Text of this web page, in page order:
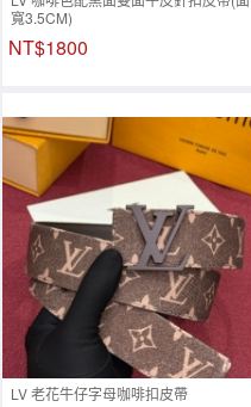
寬3.5CM)
NT$1800
LV 老花牛仔字母咖啡扣皮帶